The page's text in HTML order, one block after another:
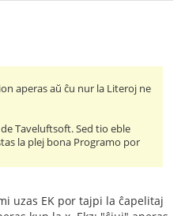
aperas aŭ ĉu nur la Literoj ne
Taveluftsoft. Sed tio eble
la plej bona Programo por
uzas EK por tajpi la ĉapelitaj